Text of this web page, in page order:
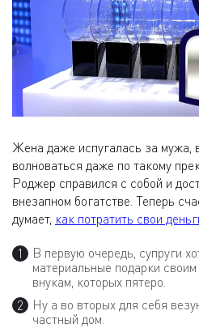
Жена даже испугалась за мужа,
волноваться даже по такому
Роджер справился с собой и
внезапном богатстве. Теперь
думает, как потратить свои
В первую очередь, супруги
материальные подарки
внукам, которых пятеро.
Ну а во вторых для себя
частный дом.